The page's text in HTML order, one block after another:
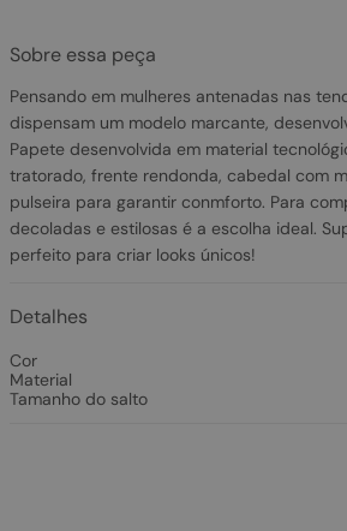
Sobre essa peça
Pensando em mulheres antenadas nas
dispensam um modelo marcante,
Papete desenvolvida em material
tratorado, frente rendonda, cabedal com
pulseira para garantir conmforto. Para
decoladas e estilosas é a escolha ideal.
perfeito para criar looks únicos!
Detalhes
Cor
Material
Tamanho do salto